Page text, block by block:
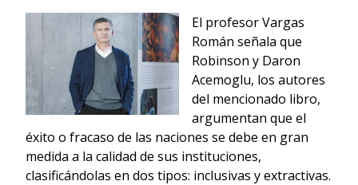
El profesor Vargas
Román señala que
Robinson y Daron
Acemoglu, los autores
del mencionado libro,
argumentan que el
éxito o fracaso de las naciones se debe en gran
medida a la calidad de sus instituciones,
clasificándolas en dos tipos: inclusivas y extractivas.